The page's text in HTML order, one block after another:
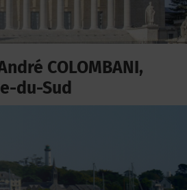
COLOMBANI,
du-Sud